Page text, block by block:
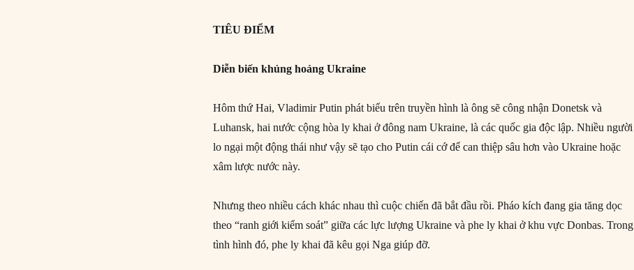
TIÊU ĐIỂM
Diễn biến khủng hoảng Ukraine
Hôm thứ Hai, Vladimir Putin phát biểu trên truyền hình là ông sẽ công nhận Donetsk và
Luhansk, hai nước cộng hòa ly khai ở đông nam Ukraine, là các quốc gia độc lập. Nhiều người
lo ngại một động thái như vậy sẽ tạo cho Putin cái cớ để can thiệp sâu hơn vào Ukraine hoặc
xâm lược nước này.
Nhưng theo nhiều cách khác nhau thì cuộc chiến đã bắt đầu rồi. Pháo kích đang gia tăng dọc
theo “ranh giới kiểm soát” giữa các lực lượng Ukraine và phe ly khai ở khu vực Donbas. Trong
tình hình đó, phe ly khai đã kêu gọi Nga giúp đỡ.